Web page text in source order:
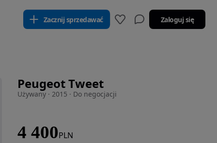
Zacznij sprzedawać Zaloguj się
Peugeot Tweet
Używany · 2015 · Do negocjacji
4 400PLN